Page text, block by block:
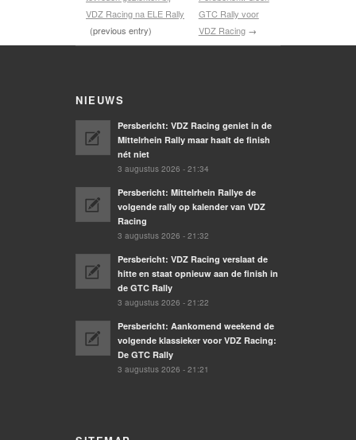
VDZ Racing na ELE Rally
(previous entry)
GTC Rally voor
VDZ Racing→
NIEUWS
Persbericht: VDZ Racing geniet in de
Mittelrhein Rally maar haalt de finish
nét niet
3 augustus 2026 - 21:34
Persbericht: Mittelrhein Rallye de
volgende rally op kalender van VDZ
Racing
3 augustus 2026 - 21:32
Persbericht: VDZ Racing verslaat de
hitte en staat opnieuw aan de finish in
de GTC Rally
3 augustus 2026 - 21:22
Persbericht: Aankomend weekend de
volgende klassieker voor VDZ Racing:
De GTC Rally
3 augustus 2026 - 21:21